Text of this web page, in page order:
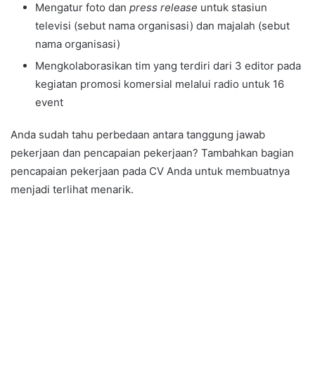
Mengatur foto dan press release untuk stasiun
televisi (sebut nama organisasi) dan majalah (sebut
nama organisasi)
Mengkolaborasikan tim yang terdiri dari 3 editor pada
kegiatan promosi komersial melalui radio untuk 16
event
Anda sudah tahu perbedaan antara tanggung jawab
pekerjaan dan pencapaian pekerjaan? Tambahkan bagian
pencapaian pekerjaan pada CV Anda untuk membuatnya
menjadi terlihat menarik.